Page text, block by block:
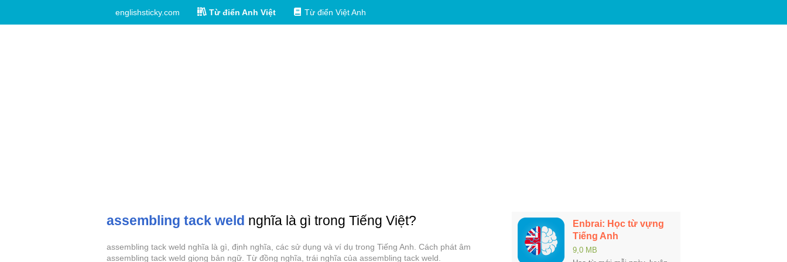
englishsticky.com Từ điển Anh Việt Từ điển Việt Anh
assembling tack weld nghĩa là gì trong Tiếng Việt?
assembling tack weld nghĩa là gì, định nghĩa, các sử dụng và ví dụ trong Tiếng Anh. Cách phát âm
assembling tack weld giọng bản ngữ. Từ đồng nghĩa, trái nghĩa của assembling tack weld.
Enbrai: Học từ vựng
Tiếng Anh
9,0 MB